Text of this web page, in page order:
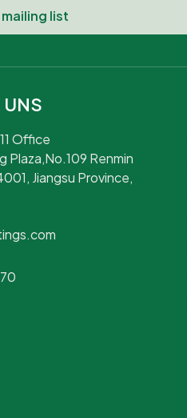
UNS
Office
Plaza,No.109 Renmin
Jiangsu Province,